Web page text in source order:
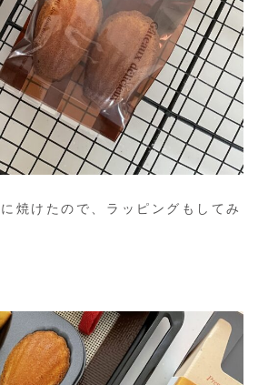
焼けたので、ラッピングもしてみ